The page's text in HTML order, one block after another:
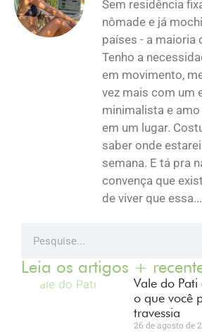
Sem residência
nômade e já
países - a maioria
Tenho a
em movimento,
vez mais com um
minimalista e
em um lugar.
saber onde
semana. E tá pra
convença que
de viver que essa...
Leia os artigos +
Vale do
o que você
travessia
26 de agosto de